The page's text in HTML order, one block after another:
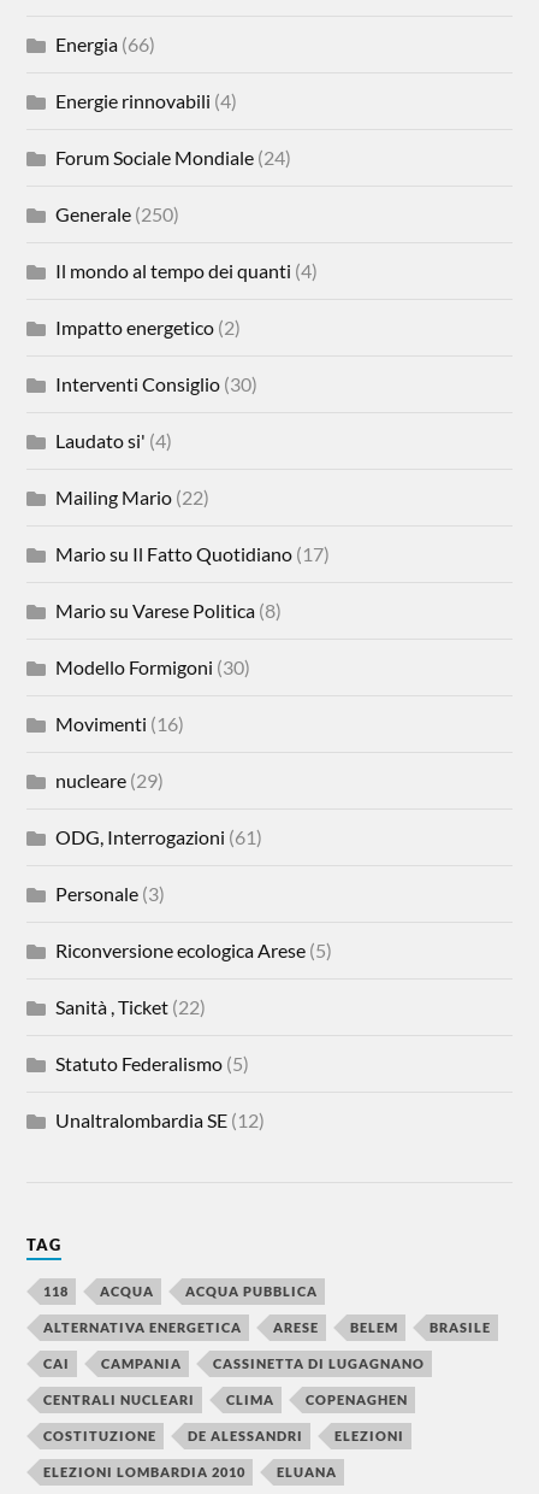
Energia (66)
Energie rinnovabili (4)
Forum Sociale Mondiale (24)
Generale (250)
Il mondo al tempo dei quanti (4)
Impatto energetico (2)
Interventi Consiglio (30)
Laudato si' (4)
Mailing Mario (22)
Mario su Il Fatto Quotidiano (17)
Mario su Varese Politica (8)
Modello Formigoni (30)
Movimenti (16)
nucleare (29)
ODG, Interrogazioni (61)
Personale (3)
Riconversione ecologica Arese (5)
Sanità , Ticket (22)
Statuto Federalismo (5)
Unaltralombardia SE (12)
TAG
118 ACQUA ACQUA PUBBLICA
ALTERNATIVA ENERGETICA ARESE BELEM BRASILE
CAI CAMPANIA CASSINETTA DI LUGAGNANO
CENTRALI NUCLEARI CLIMA COPENAGHEN
COSTITUZIONE DE ALESSANDRI ELEZIONI
ELEZIONI LOMBARDIA 2010 ELUANA